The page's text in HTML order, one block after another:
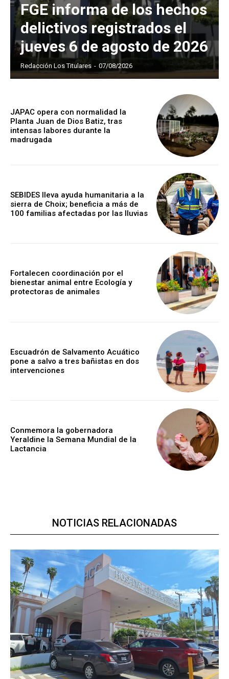
FGE informa de los hechos
delictivos registrados el
jueves 6 de agosto de 2026
Redacción Los Titulares - 07/08/2026
JAPAC opera con normalidad la
Planta Juan de Dios Batiz, tras
intensas labores durante la
madrugada
SEBIDES lleva ayuda humanitaria a la
sierra de Choix; beneficia a más de
100 familias afectadas por las lluvias
Fortalecen coordinación por el
bienestar animal entre Ecología y
protectoras de animales
Escuadrón de Salvamento Acuático
pone a salvo a tres bañistas en dos
intervenciones
Conmemora la gobernadora
Yeraldine la Semana Mundial de la
Lactancia
NOTICIAS RELACIONADAS